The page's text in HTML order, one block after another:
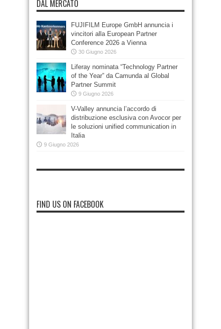
DAL MERCATO
FUJIFILM Europe GmbH annuncia i
vincitori alla European Partner
Conference 2026 a Vienna
30 Giugno 2026
Liferay nominata “Technology Partner
of the Year” da Camunda al Global
Partner Summit
9 Giugno 2026
V-Valley annuncia l’accordo di
distribuzione esclusiva con Avocor per
le soluzioni unified communication in
Italia
9 Giugno 2026
FIND US ON FACEBOOK